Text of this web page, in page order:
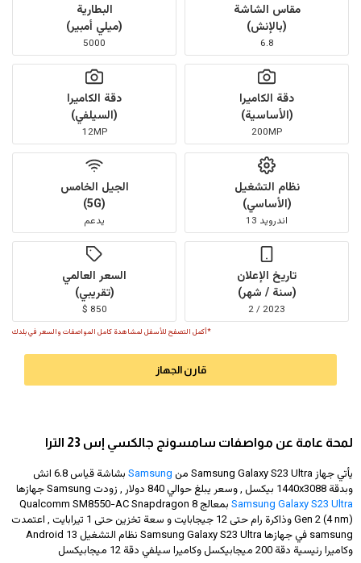
مقاس الشاشة
(بالإنش)
6.8
البطارية
(ميلي أمبير)
5000
دقة الكاميرا
(الأساسية)
200MP
دقة الكاميرا
(السيلفي)
12MP
نظام التشغيل
(الأساسي)
اندرويد 13
الجيل الخامس
(5G)
يدعم
تاريخ الإعلان
(سنة / شهر)
2023 / 2
السعر العالمي
(تقريبي)
850 $
*أكمل التصفح للأسفل لمشاهدة كامل المواصفات والسعر في بلدك
قارن الجهاز
لمحة عامة عن مواصفات سامسونج جالكسي إس 23 الترا
يأتي جهاز Samsung Galaxy S23 Ultra من Samsung
بشاشة قياس 6.8 انش
وبدقة 1440x3088 بيكسل , وسعر يبلغ حوالي 840 دولار
, زودت Samsung جهازها
Samsung Galaxy S23 Ultra
بمعالج Qualcomm SM8550-AC Snapdragon 8
Gen 2 (4 nm) وذاكرة رام حتى 12 جيجابايت و سعة تخزين حتى 1 تيرابايت , اعتمدت
samsung في جهازها Samsung Galaxy S23 Ultra نظام التشغيل Android 13
وكاميرا رئيسية دقة 200 ميجابيكسل وكاميرا سيلفي دقة 12 ميجابيكسل